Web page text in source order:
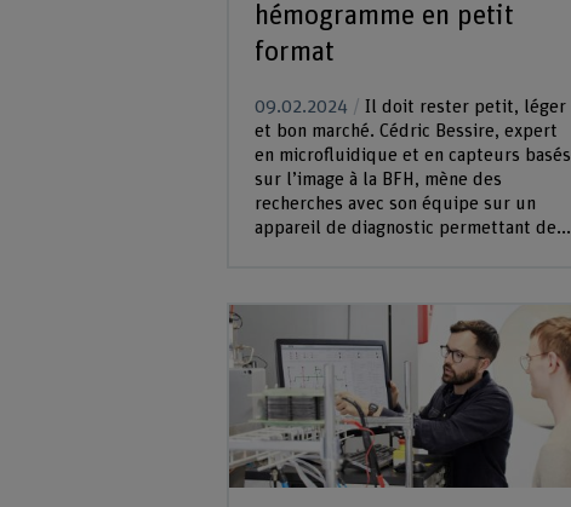
hémogramme en petit
format
09.02.2024
Il doit rester petit, léger
et bon marché. Cédric Bessire, expert
en microfluidique et en capteurs basés
sur l’image à la BFH, mène des
recherches avec son équipe sur un
appareil de diagnostic permettant de...